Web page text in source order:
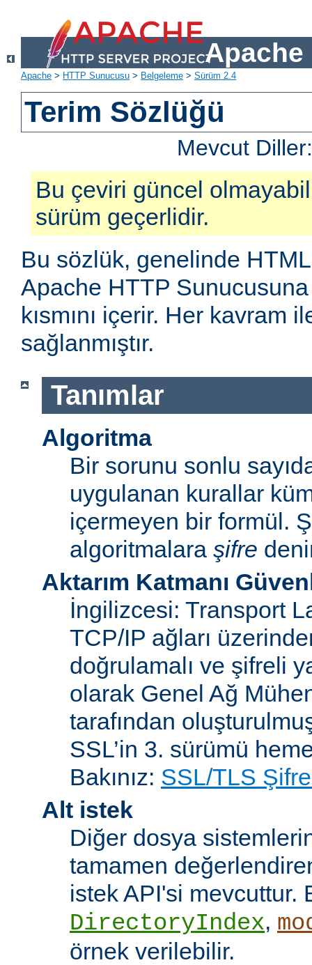
Apache
Apache > HTTP Sunucusu > Belgeleme > Sürüm 2.4
Terim Sözlüğü
Mevcut
Bu çeviri güncel
sürüm geçerlidir.
Bu sözlük, genelinde
Apache HTTP
kısmını içerir. Her kavram
sağlanmıştır.
Tanımlar
Algoritma
Bir sorunu sonlu
uygulanan kurallar
içermeyen bir formül.
algoritmalara şifre
Aktarım Katmanı
İngilizcesi: Transport
TCP/IP ağları
doğrulamalı ve şifreli
olarak Genel Ağ
tarafından
SSL’in 3. sürümü
Bakınız: SSL/TLS
Alt istek
Diğer dosya
tamamen
istek API'si mevcuttur.
DirectoryIndex,
örnek verilebilir.